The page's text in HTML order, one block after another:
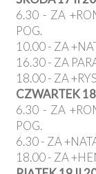
6.30 - ZA
POG.
10.00 - ZA
16.30 - ZA
18.00 - ZA
CZWARTEK
6.30 - ZA
POG.
6.30 - ZA
18.00 - ZA